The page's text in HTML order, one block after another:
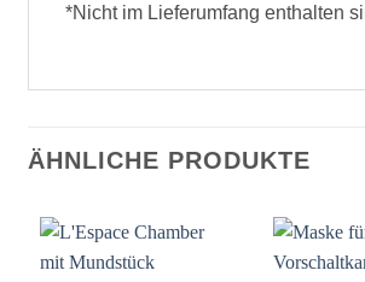
*Nicht im Lieferumfang enthalten
ÄHNLICHE PRODUKTE